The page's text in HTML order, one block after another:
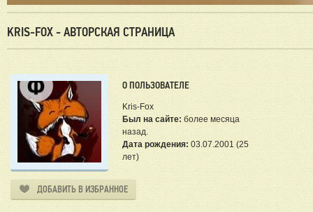
KRIS-FOX - АВТОРСКАЯ СТРАНИЦА
О ПОЛЬЗОВАТЕЛЕ
Kris-Fox
Был на сайте: более месяца
назад.
Дата рождения: 03.07.2001 (25
лет)
ДОБАВИТЬ В ИЗБРАННОЕ